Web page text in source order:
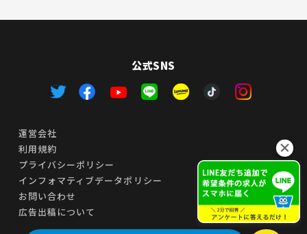
公式SNS
運営会社
利用規約
プライバシーポリシー
インフォマティブデータポリシー
お問い合わせ
広告出稿について